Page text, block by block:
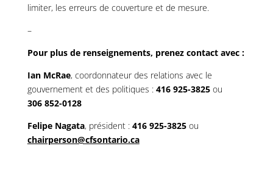
limiter, les erreurs de couverture et de mesure.
–
Pour plus de renseignements, prenez contact avec :
Ian McRae, coordonnateur des relations avec le
gouvernement et des politiques :416 925-3825 ou
306 852-0128
Felipe Nagata, président : 416 925-3825 ou
chairperson@cfsontario.ca